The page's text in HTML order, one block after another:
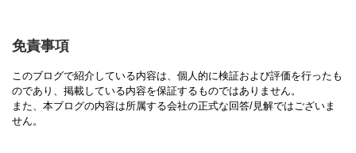
免責事項
このブログで紹介している内容は、個人的に検証および評価を行ったも
のであり、掲載している内容を保証するものではありません。
また、本ブログの内容は所属する会社の正式な回答/見解ではございま
せん。